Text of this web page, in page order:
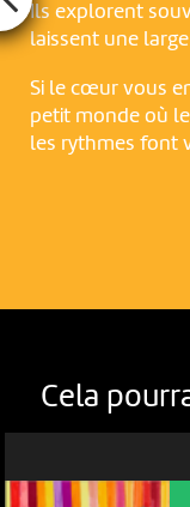
Ils explorent
laissent une
Si le cœur vous
petit monde où
les rythmes font
Cela